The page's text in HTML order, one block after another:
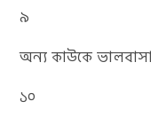
৯
অন্য কাউকে
১০